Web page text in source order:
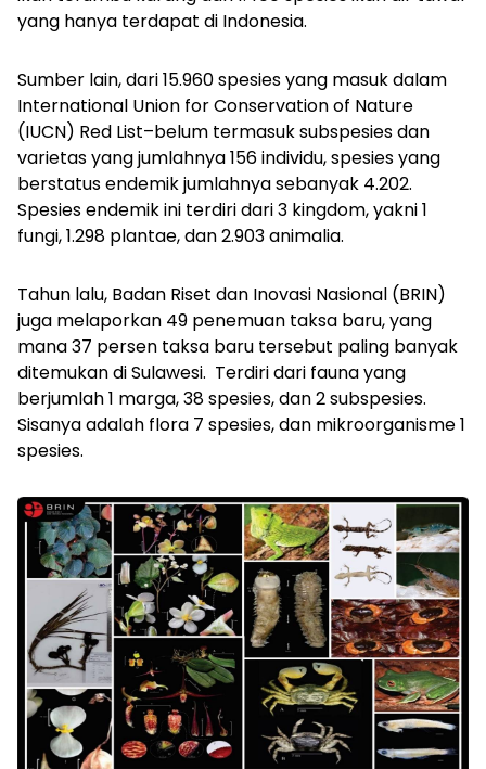
yang hanya terdapat di Indonesia.
Sumber lain, dari 15.960 spesies yang masuk dalam
International Union for Conservation of Nature
(IUCN) Red List–belum termasuk subspesies dan
varietas yang jumlahnya 156 individu, spesies yang
berstatus endemik jumlahnya sebanyak 4.202.
Spesies endemik ini terdiri dari 3 kingdom, yakni 1
fungi, 1.298 plantae, dan 2.903animalia.
Tahun lalu, Badan Riset dan Inovasi Nasional (BRIN)
juga melaporkan 49 penemuan taksa baru, yang
mana 37 persen taksa baru tersebut paling banyak
ditemukan di Sulawesi. Terdiri dari fauna yang
berjumlah 1 marga, 38 spesies, dan 2 subspesies.
Sisanya adalah flora 7 spesies, dan mikroorganisme 1
spesies.